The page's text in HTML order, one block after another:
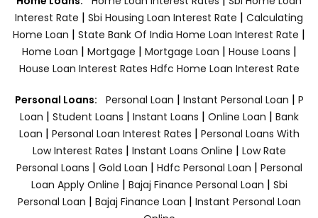
Interest Rate | Sbi Housing Loan Interest Rate | Calculating
Home Loan | State Bank Of India Home Loan Interest Rate |
Home Loan | Mortgage | Mortgage Loan | House Loans |
House Loan Interest Rates Hdfc Home Loan Interest Rate
Personal Loans: Personal Loan | Instant Personal Loan | P
Loan | Student Loans | Instant Loans | Online Loan | Bank
Loan | Personal Loan Interest Rates | Personal Loans With
Low Interest Rates | Instant Loans Online | Low Rate
Personal Loans | Gold Loan | Hdfc Personal Loan | Personal
Loan Apply Online | Bajaj Finance Personal Loan | Sbi
Personal Loan | Bajaj Finance Loan | Instant Personal Loan